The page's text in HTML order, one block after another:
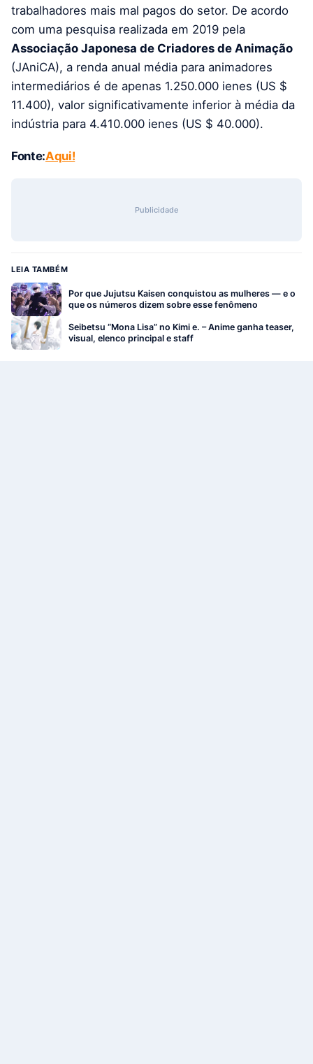
trabalhadores mais mal pagos do setor. De acordo
com uma pesquisa realizada em 2019 pela
Associação Japonesa de Criadores de Animação
(JAniCA), a renda anual média para animadores
intermediários é de apenas 1.250.000 ienes (US $
11.400), valor significativamente inferior à média da
indústria para 4.410.000 ienes (US $ 40.000).
Fonte:Aqui!
Publicidade
LEIA TAMBÉM
Por que Jujutsu Kaisen conquistou as mulheres — e o
que os números dizem sobre esse fenômeno
Seibetsu “Mona Lisa” no Kimi e. – Anime ganha teaser,
visual, elenco principal e staff